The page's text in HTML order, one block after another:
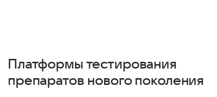
Платформы тестирования
препаратов нового поколения